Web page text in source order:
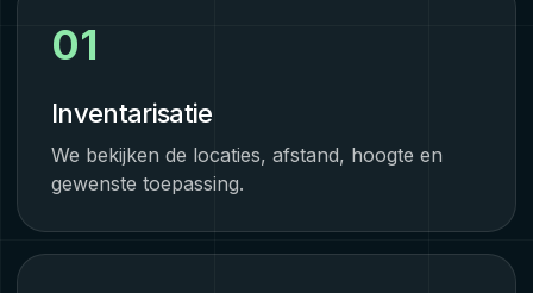
01
Inventarisatie
We bekijken de locaties, afstand, hoogte en
gewenste toepassing.